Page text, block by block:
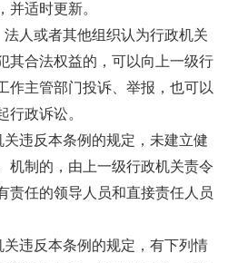
并适时更新。
人或者其他组织认为行政机关
其合法权益的，可以向上一级行
作主管部门投诉、举报，也可以
行政诉讼。
违反本条例的规定，未建立健
机制的，由上一级行政机关责令
责任的领导人员和直接责任人员
违反本条例的规定，有下列情